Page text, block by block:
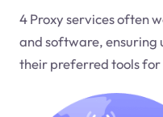
4 Proxy services often
and software, ensuring
their preferred tools for